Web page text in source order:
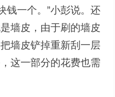
钱一个。”小彭说。还
墙皮，由于刷的墙皮
墙皮铲掉重新刮一层
这一部分的花费也需